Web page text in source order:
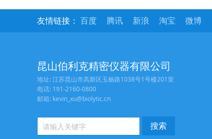
友情链接： 百度 腾讯 新浪 淘宝 微博
昆山伯利克精密仪器有限公司
地址: 江苏昆山市高新区玉杨路1038号1号楼201室
电话: 191-2160-0800
邮箱: kevin_xu@biolytic.cn